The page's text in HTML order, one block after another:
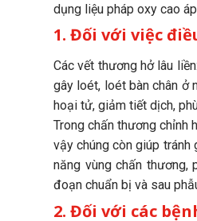
dụng liệu pháp oxy cao
1. Đối với việc
Các vết thương hở lâu
gây loét, loét bàn chân ở
hoại tử, giảm tiết dịch,
Trong chấn thương chỉnh
vậy chúng còn giúp tránh
năng vùng chấn thương,
đoạn chuẩn bị và sau
2. Đối với các